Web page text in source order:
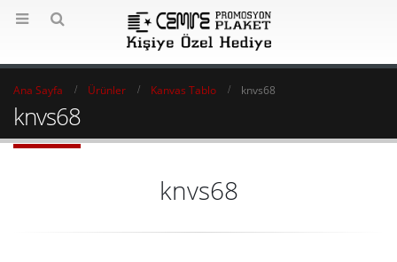
Ana Sayfa Ürünler Kanvas Tablo knvs68
knvs68
knvs68